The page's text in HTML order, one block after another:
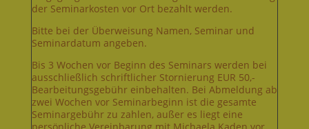
der Seminarkosten vor Ort bezahlt werden.
Bitte bei der Überweisung Namen, Seminar und
Seminardatum angeben.
Bis 3 Wochen vor Beginn des Seminars werden bei
ausschließlich schriftlicher Stornierung EUR 50,-
Bearbeitungsgebühr einbehalten. Bei Abmeldung ab
zwei Wochen vor Seminarbeginn ist die gesamte
Seminargebühr zu zahlen, außer es liegt eine